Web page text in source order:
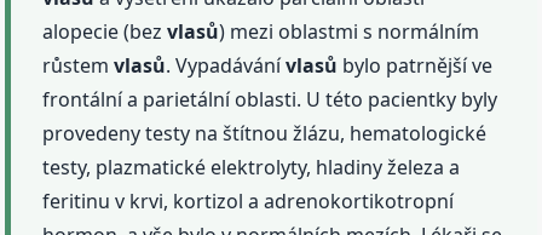
alopecie (bezvlasů) mezi oblastmi s normálním
růstemvlasů. Vypadávánívlasů bylo patrnější ve
frontální a parietální oblasti. U této pacientky byly
provedeny testy na štítnou žlázu, hematologické
testy, plazmatické elektrolyty, hladiny železa a
feritinu v krvi, kortizol a adrenokortikotropní